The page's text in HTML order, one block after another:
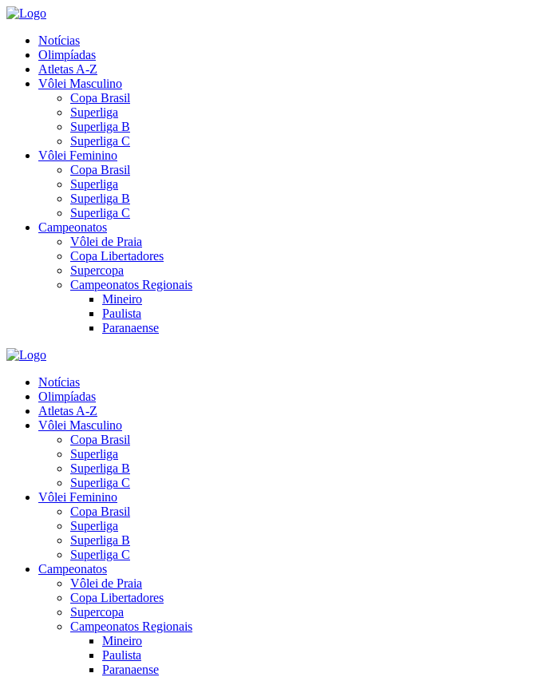
Notícias
Olimpíadas
Atletas A-Z
Vôlei Masculino
Copa Brasil
Superliga
Superliga B
Superliga C
Vôlei Feminino
Copa Brasil
Superliga
Superliga B
Superliga C
Campeonatos
Vôlei de Praia
Copa Libertadores
Supercopa
Campeonatos Regionais
Mineiro
Paulista
Paranaense
Notícias
Olimpíadas
Atletas A-Z
Vôlei Masculino
Copa Brasil
Superliga
Superliga B
Superliga C
Vôlei Feminino
Copa Brasil
Superliga
Superliga B
Superliga C
Campeonatos
Vôlei de Praia
Copa Libertadores
Supercopa
Campeonatos Regionais
Mineiro
Paulista
Paranaense